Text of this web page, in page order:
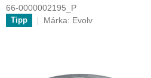
66-0000002195_P
Tipp Márka: Evolv